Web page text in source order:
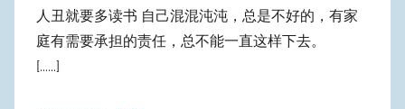
人丑就要多读书 自己混混沌沌，总是不好的，有家
庭有需要承担的责任，总不能一直这样下去。
[......]